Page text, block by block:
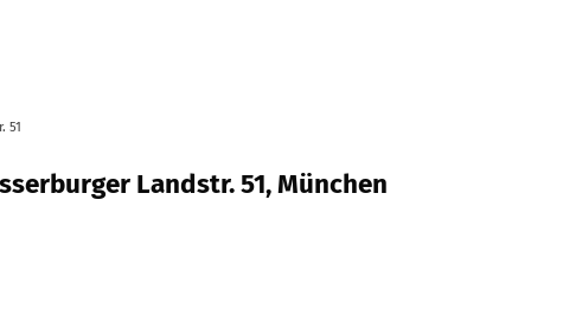
51
Landstr. 51, München